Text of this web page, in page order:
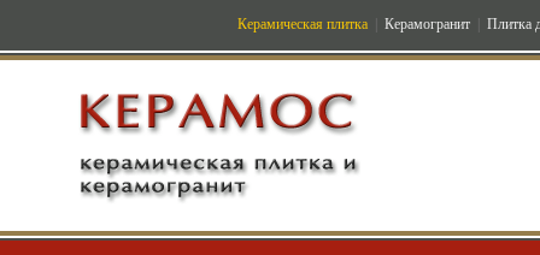
Керамическая плитка Керамогранит Плитка